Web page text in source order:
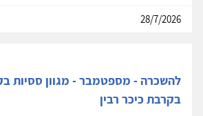
28/7/2026
להשכרה - מספטמבר - מגוון ססיות
בקרבת כיכר רבין